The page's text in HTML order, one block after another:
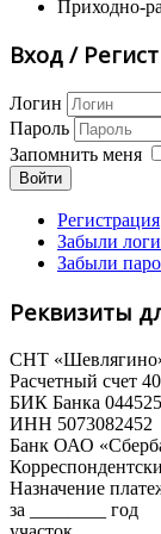
Приходно-
Вход /
Логин
Пароль
Запомнить меня
Войти
Регистрация
Забыли
Забыли
Реквизиты
СНТ
Расчетный счет
БИК Банка
ИНН 5073082452
Банк ОАО
Назначение
за ________ год